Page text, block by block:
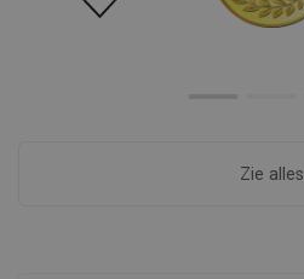
Zie alles